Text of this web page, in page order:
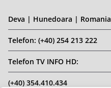
Deva | Hunedoara | Romania
Telefon: (+40) 254 213 222
Telefon TV INFO HD:
(+40) 354.410.434